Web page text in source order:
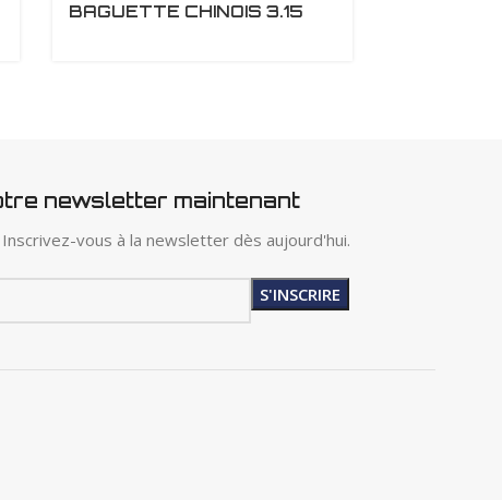
BAGUETTE CHINOIS 3.15
newsletter maintenant
vous à la newsletter dès aujourd'hui.